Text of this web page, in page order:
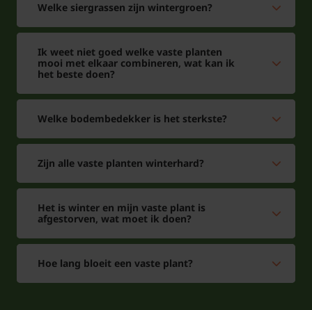
Welke siergrassen zijn wintergroen?
Ik weet niet goed welke vaste planten
mooi met elkaar combineren, wat kan ik
het beste doen?
Welke bodembedekker is het sterkste?
Zijn alle vaste planten winterhard?
Het is winter en mijn vaste plant is
afgestorven, wat moet ik doen?
Hoe lang bloeit een vaste plant?